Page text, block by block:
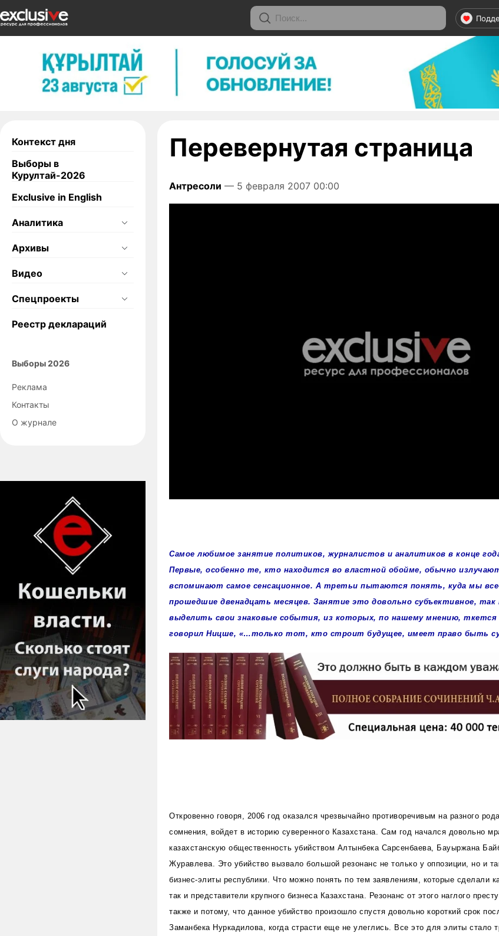
Контекст дня
Выборы в
Курултай-2026
Exclusive in English
Аналитика
Архивы
Видео
Спецпроекты
Реестр деклараций
Выборы 2026
Реклама
Контакты
О журнале
Перевернутая страница
Антресоли — 5 февраля 2007 00:00
Самое любимое занятие политиков, журналистов и аналитиков в конце
Первые, особенно те, кто находится во властной обойме, обычно
вспоминают самое сенсационное. А третьи пытаются понять, куда мы
прошедшие двенадцать месяцев. Занятие это довольно субъективное,
выделить свои знаковые события, из которых, по нашему мнению, ткется
говорил Ницше, «…только тот, кто строит будущее, имеет право быть
Откровенно говоря, 2006 год оказался чрезвычайно противоречивым на разного
сомнения, войдет в историю суверенного Казахстана. Сам год начался довольно
казахстанскую общественность убийством Алтынбека Сарсенбаева, Бауыржана
Журавлева. Это убийство вызвало большой резонанс не только у оппозиции, но и
бизнес-элиты республики. Что можно понять по тем заявлениям, которые сделали
так и представители крупного бизнеса Казахстана. Резонанс от этого наглого
также и потому, что данное убийство произошло спустя довольно короткий срок
Заманбека Нуркадилова, когда страсти еще не улеглись. Все это для элиты стало